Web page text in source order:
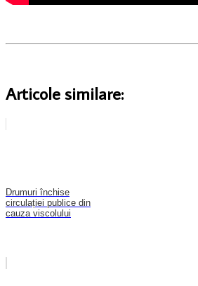
Articole similare:
Drumuri închise
circulației publice din
cauza viscolului